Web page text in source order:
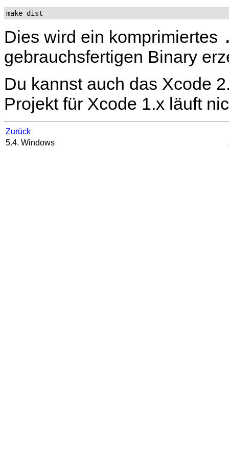
make dist
Dies wird ein komprimiertes
gebrauchsfertigen Binary
Du kannst auch das Xcode
Projekt für Xcode 1.x läuft
Zurück
5.4. Windows